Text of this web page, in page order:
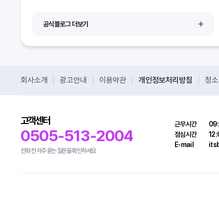
공식블로그 더보기
회사소개 광고안내 이용약관 개인정보처리방침 청
고객센터
0505-513-2004
전화 전 자주 묻는 질문을 확인하세요
근무시간
점심시간
E-mail